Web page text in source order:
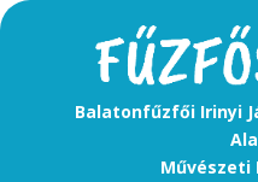
Balatonfűzfői Irinyi
Művészeti